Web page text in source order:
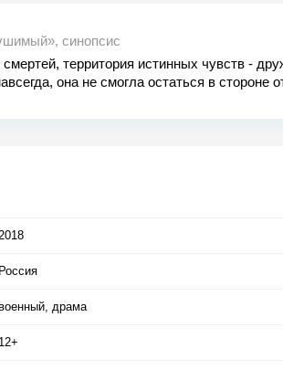
синопсис
территория истинных чувств -
она не смогла остаться в стороне
Россия
драма
12+